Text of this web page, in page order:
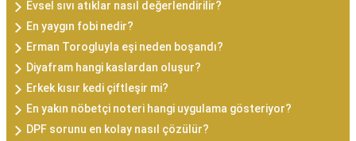
Evsel sıvı atıklar nasıl değerlendirilir?
En yaygın fobi nedir?
Erman Torogluyla eşi neden boşandı?
Diyafram hangi kaslardan oluşur?
Erkek kısır kedi çiftleşir mi?
En yakın nöbetçi noteri hangi uygulama gösteriyor?
DPF sorunu en kolay nasıl çözülür?